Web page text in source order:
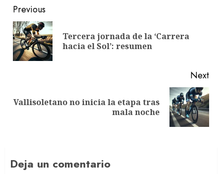
Post
navigation
Previous
Tercera jornada de la ‘Carrera
hacia el Sol’: resumen
Next
Next
Vallisoletano no inicia la etapa tras
mala noche
Deja un comentario